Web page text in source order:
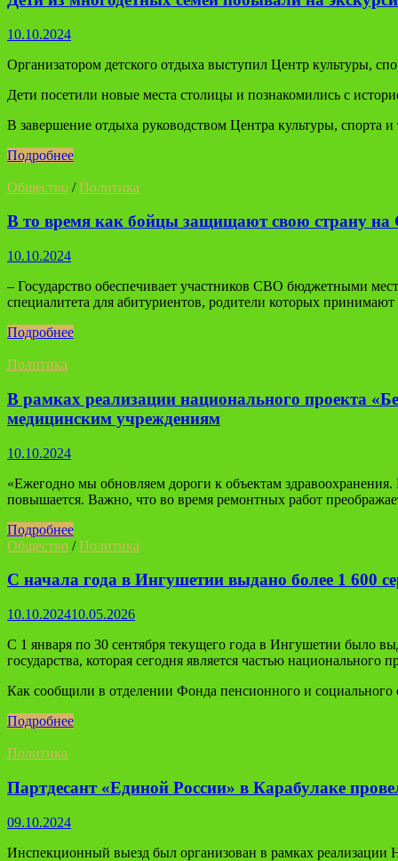
10.10.2024
Организатором детского отдыха выступил Центр культуры,
Дети посетили новые места столицы и познакомились с
В завершение отдыха руководством Центра культуры, спорта
Подробнее
Общество /Политика
В то время как бойцы защищают свою страну на
10.10.2024
– Государство обеспечивает участников СВО бюджетными
специалитета для абитуриентов, родители которых
Подробнее
Политика
В рамках реализации национального проекта
медицинским учреждениям
10.10.2024
«Ежегодно мы обновляем дороги к объектам
повышается. Важно, что во время ремонтных работ
Подробнее
Общество /Политика
С начала года в Ингушетии выдано более 1 600
10.10.202410.05.2026
С 1 января по 30 сентября текущего года в Ингушетии было
государства, которая сегодня является частью национального
Как сообщили в отделении Фонда пенсионного и социального
Подробнее
Политика
Партдесант «Единой России» в Карабулаке
09.10.2024
Инспекционный выезд был организован в рамках реализации